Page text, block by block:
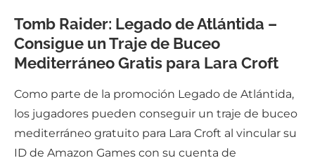
Tomb Raider: Legado de Atlántida –
Consigue un Traje de Buceo
Mediterráneo Gratis para Lara Croft
Como parte de la promoción Legado de Atlántida,
los jugadores pueden conseguir un traje de buceo
mediterráneo gratuito para Lara Croft al vincular su
ID de Amazon Games con su cuenta de